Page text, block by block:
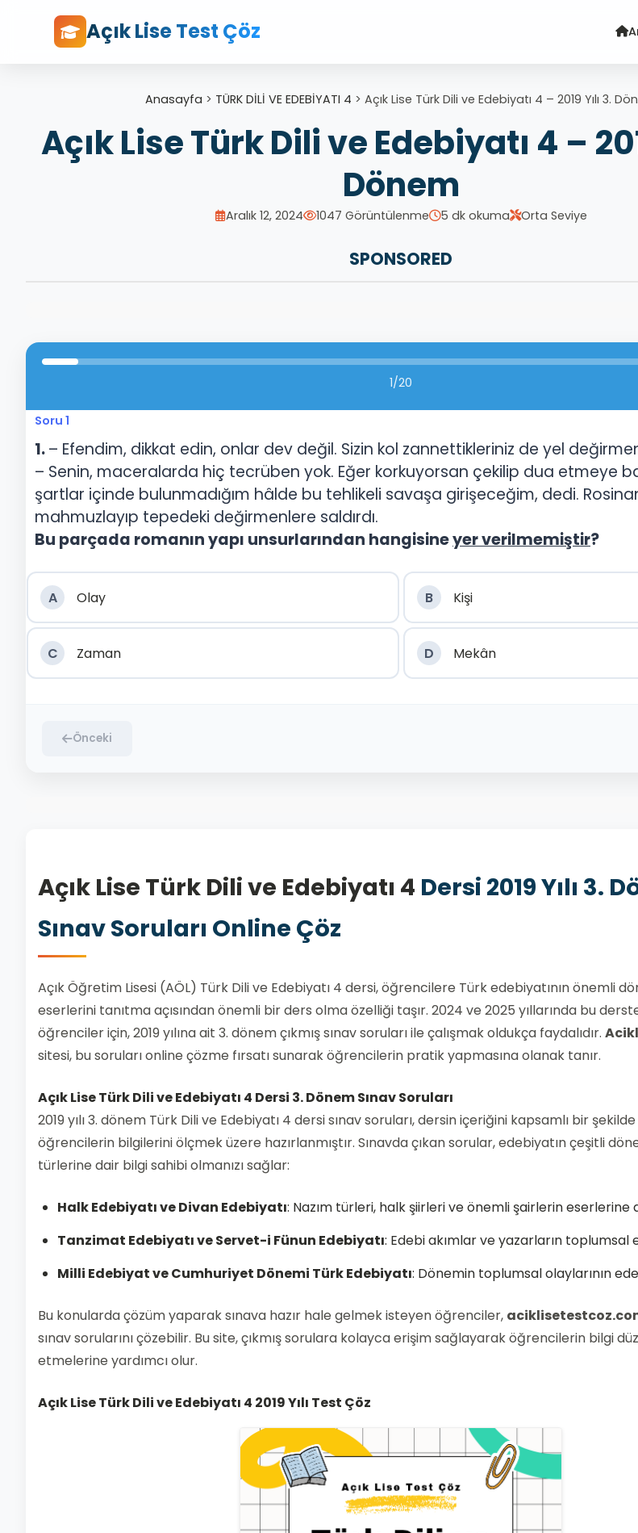
Açık Lise Test Çöz
Anasayfa > TÜRK DİLİ VE EDEBİYATI 4 > Açık Lise Türk Dili ve Edebiyatı 4 – 2019 Yılı 3.
Açık Lise Türk Dili ve Edebiyatı 4 –
Dönem
Aralık 12, 2024 1047 Görüntülenme 5 dk okuma Orta Seviye
SPONSORED
1/20
Soru 1
1.– Efendim, dikkat edin, onlar dev değil. Sizin kol zannettikleriniz de yel
– Senin, maceralarda hiç tecrüben yok. Eğer korkuyorsan çekilip dua etmeye
şartlar içinde bulunmadığım hâlde bu tehlikeli savaşa girişeceğim, dedi.
mahmuzlayıp tepedeki değirmenlere saldırdı.
Bu parçada romanın yapı unsurlarından hangisineyer verilmemiştir?
A Olay B Kişi
C Zaman D Mekân
Önceki
Açık Lise Türk Dili ve Edebiyatı 4 Dersi 2019 Yılı 3.
Sınav Soruları Online Çöz
Açık Öğretim Lisesi (AÖL) Türk Dili ve Edebiyatı 4 dersi, öğrencilere Türk edebiyatının önemli
eserlerini tanıtma açısından önemli bir ders olma özelliği taşır. 2024 ve 2025 yıllarında bu
öğrenciler için, 2019 yılına ait 3. dönem çıkmış sınav soruları ile çalışmak oldukça faydalıdır.
sitesi, bu soruları online çözme fırsatı sunarak öğrencilerin pratik yapmasına olanak tanır.
Açık Lise Türk Dili ve Edebiyatı 4 Dersi 3. Dönem Sınav Soruları
2019 yılı 3. dönem Türk Dili ve Edebiyatı 4 dersi sınav soruları, dersin içeriğini kapsamlı bir
öğrencilerin bilgilerini ölçmek üzere hazırlanmıştır. Sınavda çıkan sorular, edebiyatın çeşitli
türlerine dair bilgi sahibi olmanızı sağlar:
Halk Edebiyatı ve Divan Edebiyatı: Nazım türleri, halk şiirleri ve önemli şairlerin eserlerine
Tanzimat Edebiyatı ve Servet-i Fünun Edebiyatı: Edebi akımlar ve yazarların toplumsal
Milli Edebiyat ve Cumhuriyet Dönemi Türk Edebiyatı: Dönemin toplumsal olaylarının
Bu konularda çözüm yaparak sınava hazır hale gelmek isteyen öğrenciler,
sınav sorularını çözebilir. Bu site, çıkmış sorulara kolayca erişim sağlayarak öğrencilerin bilgi
etmelerine yardımcı olur.
Açık Lise Türk Dili ve Edebiyatı 4 2019 Yılı Test Çöz